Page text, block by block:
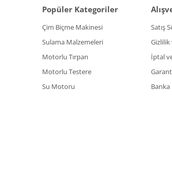
Popüler Kategoriler
Çim Biçme Makinesi
Sulama Malzemeleri
Motorlu Tırpan
Motorlu Testere
Su Motoru
Satış
Gizlilik
İptal
Banka